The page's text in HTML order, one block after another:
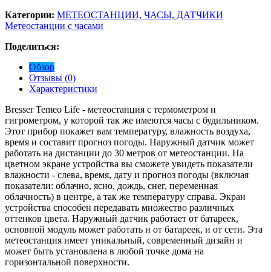
Категории: МЕТЕОСТАНЦИИ, ЧАСЫ, ДАТЧИКИ
Метеостанции с часами
Поделиться:
Обзор
Отзывы (0)
Характеристики
Bresser Temeo Life - метеостанция с термометром и
гигрометром, у которой так же имеются часы с будильником.
Этот прибор покажет вам температуру, влажность воздуха,
время и составит прогноз погоды. Наружный датчик может
работать на дистанции до 30 метров от метеостанции. На
цветном экране устройства вы сможете увидеть показатели
влажности - слева, время, дату и прогноз погоды (включая
показатели: облачно, ясно, дождь, снег, переменная
облачность) в центре, а так же температуру справа. Экран
устройства способен передавать множество различных
оттенков цвета. Наружный датчик работает от батареек,
основной модуль может работать и от батареек, и от сети. Эта
метеостанция имеет уникальный, современный дизайн и
может быть установлена в любой точке дома на
горизонтальной поверхности.